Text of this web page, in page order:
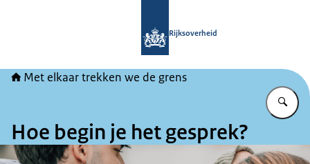
Rijksoverheid
Met elkaar trekken we de grens
Hoe begin je het gesprek?